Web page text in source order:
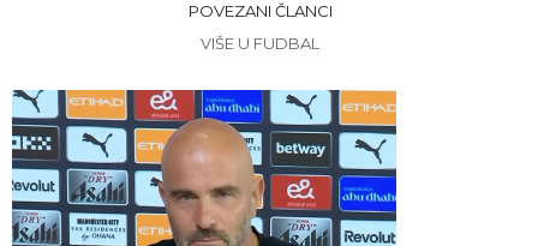
POVEZANI ČLANCI
VIŠE U FUDBAL